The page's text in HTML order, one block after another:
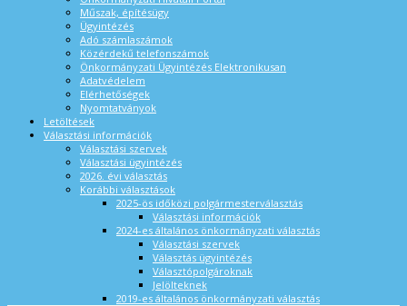
Műszak, építésügy
Ügyintézés
Adó számlaszámok
Közérdekű telefonszámok
Önkormányzati Ügyintézés Elektronikusan
Adatvédelem
Elérhetőségek
Nyomtatványok
Letöltések
Választási információk
Választási szervek
Választási ügyintézés
2026. évi választás
Korábbi választások
2025-ös időközi polgármesterválasztás
Választási információk
2024-es általános önkormányzati választás
Választási szervek
Választás ügyintézés
Választópolgároknak
Jelölteknek
2019-es általános önkormányzati választás